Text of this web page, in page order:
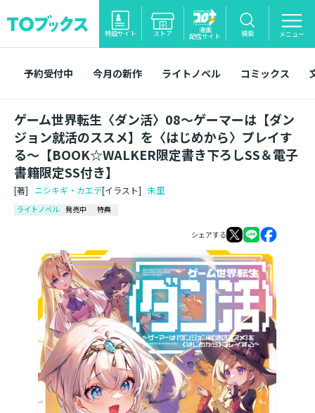
特設サイト ストア 漫画
配信サイト 検索 メニュー
予約受付中 今月の新作 ライトノベル コミックス
ゲーム世界転生〈ダン活〉08～ゲーマーは【ダン
ジョン就活のススメ】を〈はじめから〉プレイす
る～【BOOK☆WALKER限定書き下ろしSS＆電子
書籍限定SS付き】
[著] ニシキギ・カエデ[イラスト] 朱里
ライトノベル 発売中 特典
シェアする